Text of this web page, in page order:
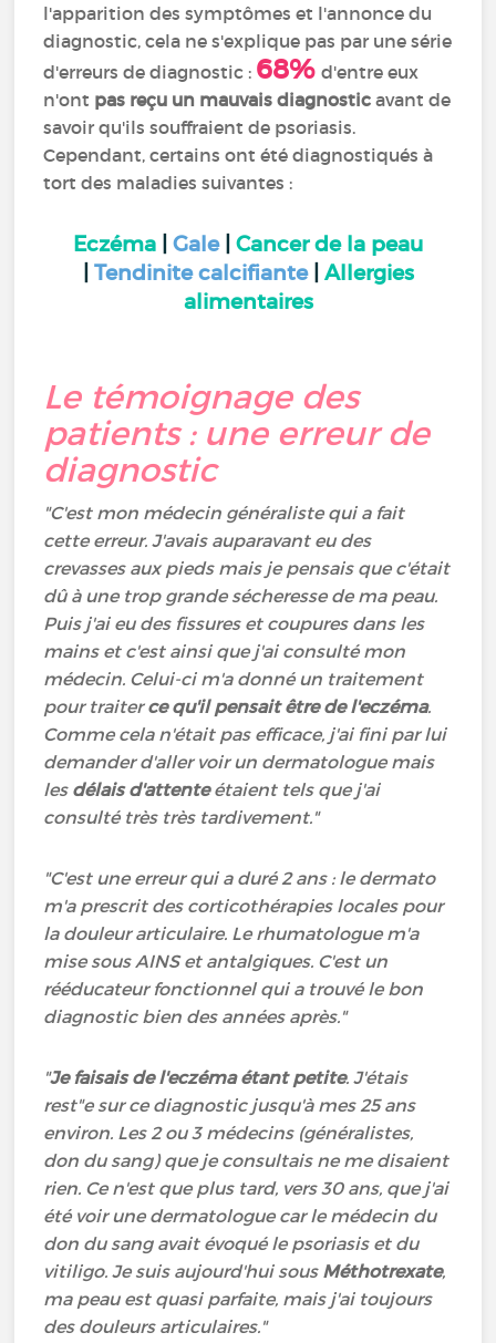
l'apparition des symptômes et l'annonce du
diagnostic, cela ne s'explique pas par une série
d'erreurs de diagnostic : 68%d'entre eux
n'ont pas reçu un mauvais diagnostic avant de
savoir qu'ils souffraient de psoriasis.
Cependant, certains ont été diagnostiqués à
tort des maladies suivantes :
Eczéma Gale
Cancer de la peau
Tendinite calcifiante
Allergies
alimentaires
Le témoignage des
patients : une erreur de
diagnostic
"C'est mon médecin généraliste qui a fait
cette erreur. J'avais auparavant eu des
crevasses aux pieds mais je pensais que c'était
dû à une trop grande sécheresse de ma peau.
Puis j'ai eu des fissures et coupures dans les
mains et c'est ainsi que j'ai consulté mon
médecin. Celui-ci m'a donné un traitement
pour traiterce qu'il pensait être de l'eczéma.
Comme cela n'était pas efficace, j'ai fini par lui
demander d'aller voir un dermatologue mais
les délais d'attenteétaient tels que j'ai
consulté très très tardivement."
"C'est une erreur qui a duré 2 ans : le dermato
m'a prescrit des corticothérapies locales pour
la douleur articulaire. Le rhumatologue m'a
mise sous AINS et antalgiques. C'est un
rééducateur fonctionnel qui a trouvé le bon
diagnostic bien des années après."
"Je faisais de l'eczéma étant petite. J'étais
rest"e sur ce diagnostic jusqu'à mes 25 ans
environ. Les 2 ou 3 médecins (généralistes,
don du sang) que je consultais ne me disaient
rien. Ce n'est que plus tard, vers 30 ans, que j'ai
été voir une dermatologue car le médecin du
don du sang avait évoqué le psoriasis et du
vitiligo. Je suis aujourd'hui sous Méthotrexate,
ma peau est quasi parfaite, mais j'ai toujours
des douleurs articulaires."